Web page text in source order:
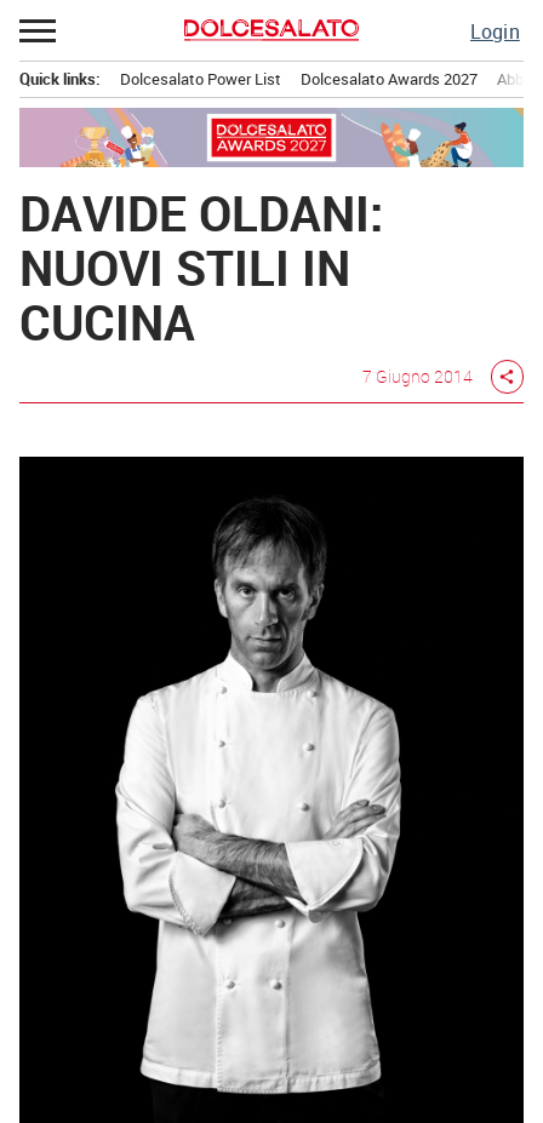
Passa
al
contenuto
Login
principale
Quick links: Dolcesalato Power List Dolcesalato Awards 2027
DAVIDE OLDANI:
NUOVI STILI IN
CUCINA
7 Giugno 2014 share